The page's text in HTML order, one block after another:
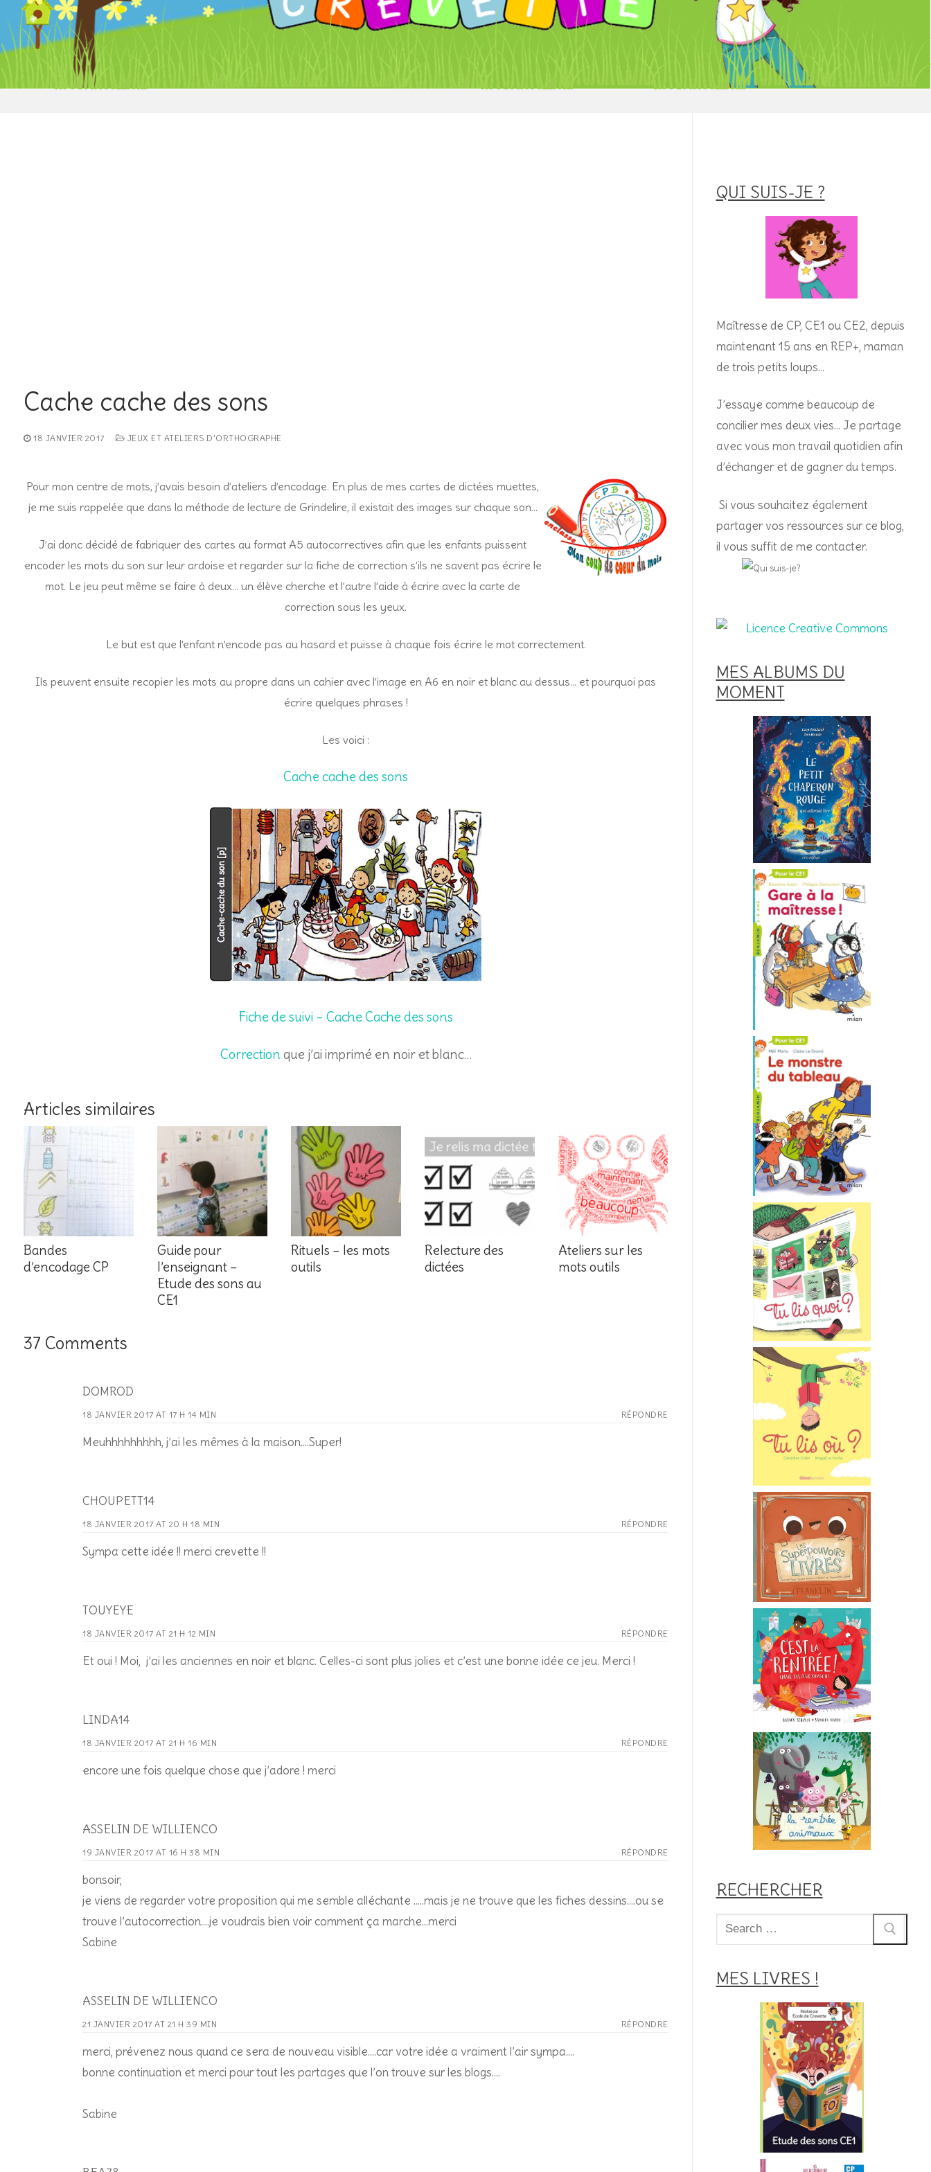
Cache cache des sons
18 JANVIER 2017 JEUX ET ATELIERS D'ORTHOGRAPHE
Pour mon centre de mots, j’avais besoin d’ateliers d’encodage. En plus de mes cartes de dictées muettes,
je me suis rappelée que dans la méthode de lecture de Grindelire, il existait des images sur chaque son…
J’ai donc décidé de fabriquer des cartes au format A5 autocorrectives afin que les enfants puissent
encoder les mots du son sur leur ardoise et regarder sur la fiche de correction s’ils ne savent pas écrire le
mot. Le jeu peut même se faire à deux… un élève cherche et l’autre l’aide à écrire avec la carte de
correction sous les yeux.
Le but est que l’enfant n’encode pas au hasard et puisse à chaque fois écrire le mot correctement.
Ils peuvent ensuite recopier les mots au propre dans un cahier avec l’image en A6 en noir et blanc au dessus… et pourquoi pas
écrire quelques phrases !
Les voici :
Cache cache des sons
Fiche de suivi – Cache Cache des sons
Correction que j’ai imprimé en noir et blanc…
Articles similaires
Bandes
d’encodage CP
Guide pour
l’enseignant –
Etude des sons au
CE1
Rituels – les mots
outils
Relecture des
dictées
Ateliers sur les
mots outils
37 Comments
DOMROD
18 JANVIER 2017 AT 17 H 14 MIN RÉPONDRE
Meuhhhhhhhhh, j’ai les mêmes à la maison….Super!
CHOUPETT14
18 JANVIER 2017 AT 20 H 18 MIN RÉPONDRE
Sympa cette idée !! merci crevette !!
TOUYEYE
18 JANVIER 2017 AT 21 H 12 MIN RÉPONDRE
Et oui ! Moi, j’ai les anciennes en noir et blanc. Celles-ci sont plus jolies et c’est une bonne idée ce jeu. Merci !
LINDA14
18 JANVIER 2017 AT 21 H 16 MIN RÉPONDRE
encore une fois quelque chose que j’adore ! merci
ASSELIN DE WILLIENCO
19 JANVIER 2017 AT 16 H 38 MIN RÉPONDRE
bonsoir,
je viens de regarder votre proposition qui me semble alléchante …..mais je ne trouve que les fiches dessins….ou se
trouve l’autocorrection….je voudrais bien voir comment ça marche…merci
Sabine
ASSELIN DE WILLIENCO
21 JANVIER 2017 AT 21 H 39 MIN RÉPONDRE
merci, prévenez nous quand ce sera de nouveau visible….car votre idée a vraiment l’air sympa….
bonne continuation et merci pour tout les partages que l’on trouve sur les blogs….
Sabine
QUI SUIS-JE ?
Maîtresse de CP, CE1 ou CE2, depuis
maintenant 15 ans en REP+, maman
de trois petits loups…
J’essaye comme beaucoup de
concilier mes deux vies… Je partage
avec vous mon travail quotidien afin
d’échanger et de gagner du temps.
Si vous souhaitez également
partager vos ressources sur ce blog,
il vous suffit de me contacter.
MES ALBUMS DU
MOMENT
RECHERCHER
Rechercher
:
MES LIVRES !